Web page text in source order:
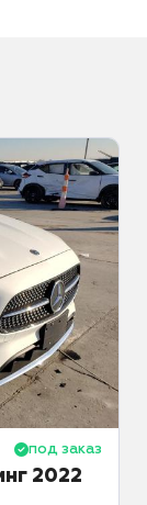
под заказ
2022